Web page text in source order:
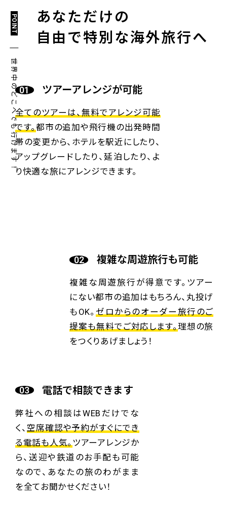
あなただけの
自由で特別な海外旅行へ
POINT
世界中のどこへでも行けます！ ツアーアレンジが可能
全てのツアーは、無料でアレンジ可能
です。都市の追加や飛行機の出発時間
帯の変更から、ホテルを駅近にしたり、
アップグレードしたり、延泊したり、よ
り快適な旅にアレンジできます。
複雑な周遊旅行も可能
複雑な周遊旅行が得意です。ツアー
にない都市の追加はもちろん、丸投げ
もOK。 ゼロからのオーダー旅行のご
提案も無料でご対応します。理想の旅
をつくりあげましょう！
電話で相談できます
弊社への相談はWEBだけでな
く、 空席確認や予約がすぐにでき
る電話も人気。 ツアーアレンジか
ら、送迎や鉄道のお手配も可能
なので、あなたの旅のわがまま
を全てお聞かせください！